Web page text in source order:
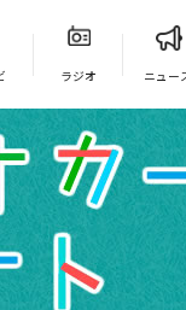
ラジオ ニュー